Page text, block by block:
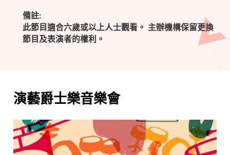
備註:
此節目適合六歲或以上人士觀看。 主辦機構保留更換
節目及表演者的權利。
演藝爵士樂音樂會